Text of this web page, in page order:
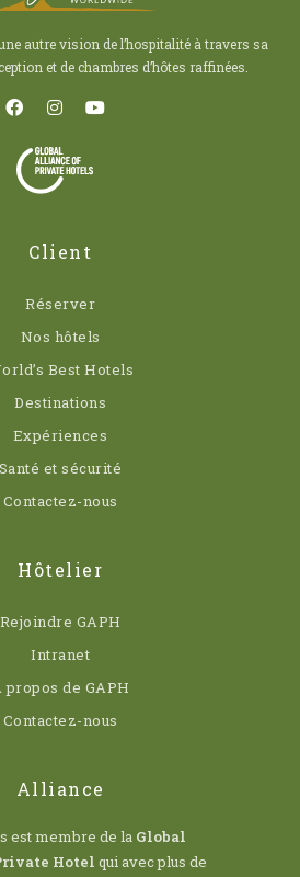
autre vision de l’hospitalité à travers sa
et de chambres d’hôtes raffinées.
Client
Réserver
Nos hôtels
Best Hotels
Destinations
Expériences
Santé et sécurité
Contactez-nous
Hôtelier
Rejoindre GAPH
Intranet
propos de GAPH
Contactez-nous
Alliance
est membre de la Global
Hotel qui avec plus de